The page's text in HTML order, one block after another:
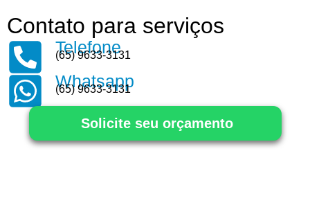
Contato para serviços
Telefone
(65) 9633-3131
Whatsapp
(65) 9633-3131
Solicite seu orçamento